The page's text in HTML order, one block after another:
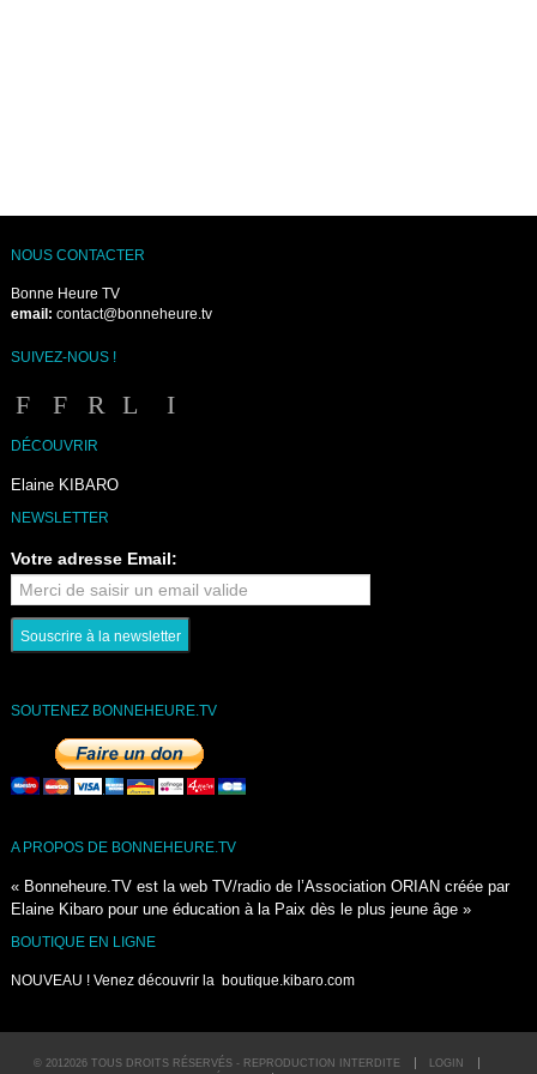
NOUS CONTACTER
Bonne Heure TV
email: contact@bonneheure.tv
SUIVEZ-NOUS !
DÉCOUVRIR
Elaine KIBARO
NEWSLETTER
Votre adresse Email:
SOUTENEZ BONNEHEURE.TV
A PROPOS DE BONNEHEURE.TV
« Bonneheure.TV est la web TV/radio de l’Association ORIAN créée par
Elaine Kibaro pour une éducation à la Paix dès le plus jeune âge »
BOUTIQUE EN LIGNE
NOUVEAU ! Venez découvrir la boutique.kibaro.com
© 2012026 TOUS DROITS RÉSERVÉS - REPRODUCTION INTERDITE
LOGIN